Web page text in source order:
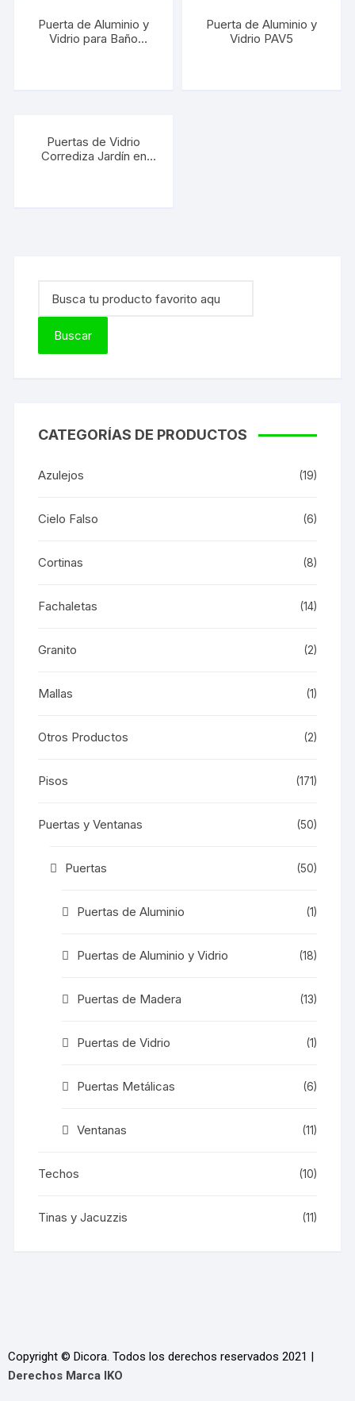
Puerta de Aluminio y
Vidrio para Baño
Puerta de Aluminio y
Vidrio PAV5
Puertas de Vidrio
Corrediza Jardín en
CATEGORÍAS DE PRODUCTOS
Azulejos (19)
Cielo Falso (6)
Cortinas (8)
Fachaletas (14)
Granito (2)
Mallas (1)
Otros Productos (2)
Pisos (171)
Puertas y Ventanas (50)
Puertas (50)
Puertas de Aluminio (1)
Puertas de Aluminio y Vidrio (18)
Puertas de Madera (13)
Puertas de Vidrio (1)
Puertas Metálicas (6)
Ventanas (11)
Techos (10)
Tinas y Jacuzzis (11)
Copyright © Dicora. Todos los derechos reservados 2021 |
Derechos Marca IKO